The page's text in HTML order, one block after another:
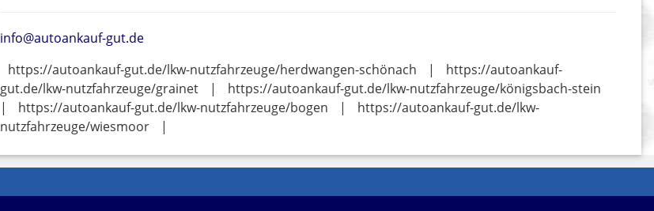
info@autoankauf-gut.de
https://autoankauf-gut.de/lkw-nutzfahrzeuge/herdwangen-schönach
|
https://autoankauf-
gut.de/lkw-nutzfahrzeuge/grainet
|
https://autoankauf-gut.de/lkw-nutzfahrzeuge/königsbach-stein
|
https://autoankauf-gut.de/lkw-nutzfahrzeuge/bogen |
https://autoankauf-gut.de/lkw-
nutzfahrzeuge/wiesmoor
|